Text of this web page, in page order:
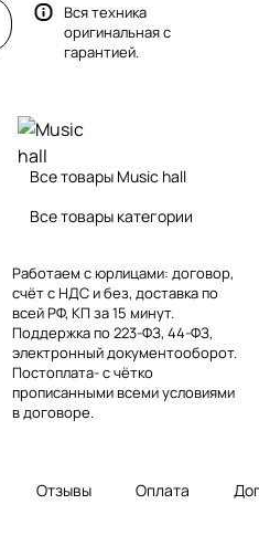
Вся техника
оригинальная с
гарантией.
Все товары Music hall
Все товары категории
Работаем с юрлицами: договор,
счёт с НДС и без, доставка по
всей РФ, КП за 15 минут.
Поддержка по 223-ФЗ, 44-ФЗ,
электронный документооборот.
Постоплата- с чётко
прописанными всеми условиями
в договоре.
Отзывы Оплата